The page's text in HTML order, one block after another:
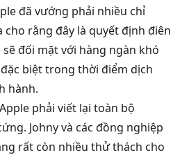
đã vướng phải nhiều chỉ
cho rằng đây là quyết định điên
đối mặt với hàng ngàn khó
biệt trong thời điểm dịch
hành.
phải viết lại toàn bộ
Johny và các đồng nghiệp
rất còn nhiều thử thách cho